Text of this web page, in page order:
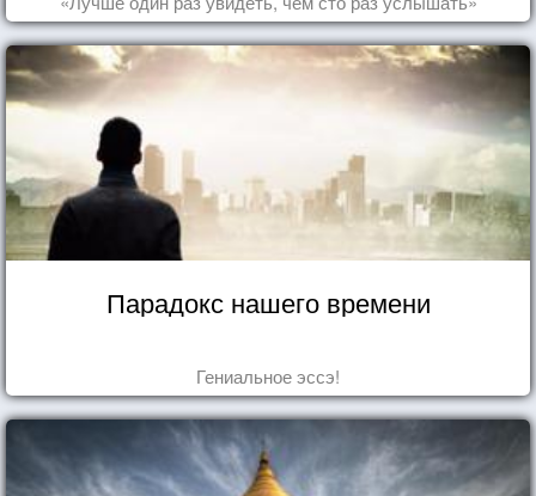
Парадокс нашего времени
Гениальное эссэ!